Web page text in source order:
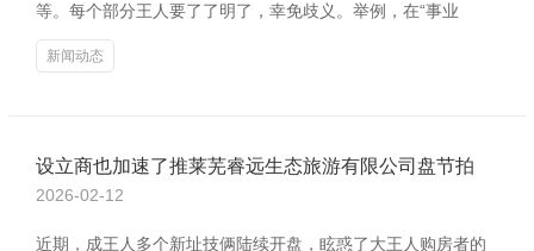
等。每个部分王人要了了明了，幸免歧义。举例，在“事业
新闻动态
设立商也加速了推莱芜睿远生态旅游有限公司盘节拍
2026-02-12
近期，成王人多个新址技俩陆续开盘，眩惑了大王人购房者的